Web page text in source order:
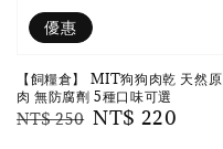
優惠
【飼糧倉】 MIT狗狗肉乾 天然原
肉 無防腐劑 5種口味可選
Regular
NT$ 250 Sale
NT$ 220